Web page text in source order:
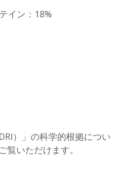
イン：18%
）」の科学的根拠につい
覧いただけます。